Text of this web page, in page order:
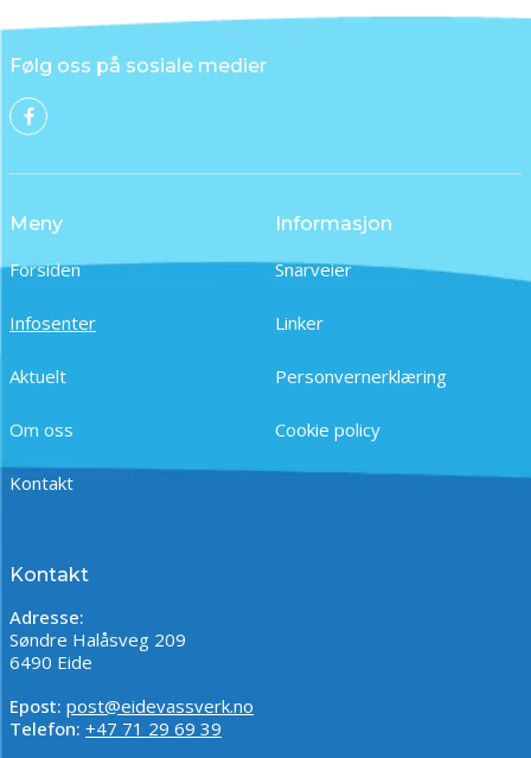
Følg oss på sosiale medier
Meny
Forsiden
Infosenter
Aktuelt
Om oss
Kontakt
Informasjon
Snarveier
Linker
Personvernerklæring
Cookie policy
Kontakt
Adresse:
Søndre Halåsveg 209
6490 Eide
Epost: post@eidevassverk.no
Telefon: +47 71 29 69 39